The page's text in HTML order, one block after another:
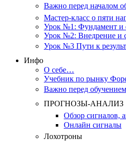
Важно перед началом
Мастер-класс о пяти
Урок №1: Фундамент и
Урок №2: Внедрение и
Урок №3 Пути к
Инфо
О себе…
Учебник по рынку
Важно перед
ПРОГНОЗЫ-АНАЛИЗ
Обзор сигналов,
Онлайн сигналы
Лохотроны